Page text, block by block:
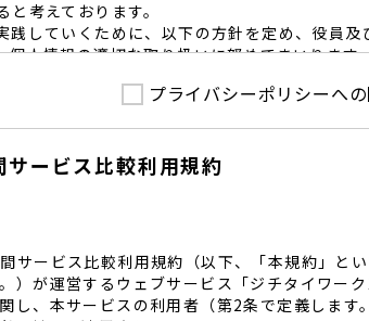
考えております。
践していくために、以下の方針を定め、役員
個人情報の適切な取り扱いに努めてまいります
護に係る法令その他の規範を遵守するととも
内で適切な取得、利用目的の範囲内で利用を致
致します。
る個人情報を正確かつ安全に保つとともに、
内規程を整備し、必要かつ適切な措置を講じ
護に関する社内のマネジメントシステムを定
プライバシーポリシーへ
ービス比較利用規約
サービス比較利用規約（以下、「本規約」と
）が運営するウェブサービス「ジチタイワー
し、本サービスの利用者（第2条で定義しま